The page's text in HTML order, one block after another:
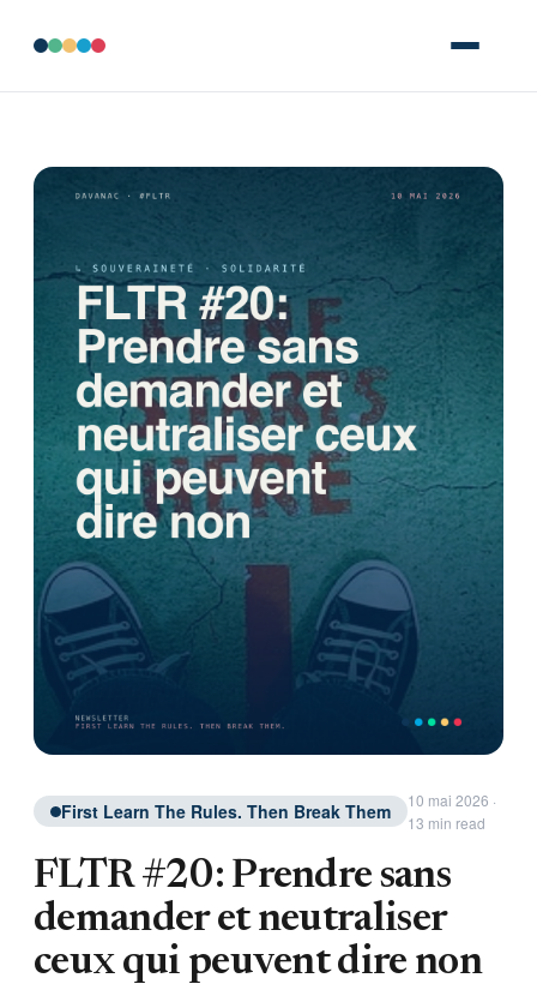
First Learn The Rules. Then Break Them
10 mai 2026 ·
13 min read
FLTR #20: Prendre sans
demander et neutraliser
ceux qui peuvent dire non